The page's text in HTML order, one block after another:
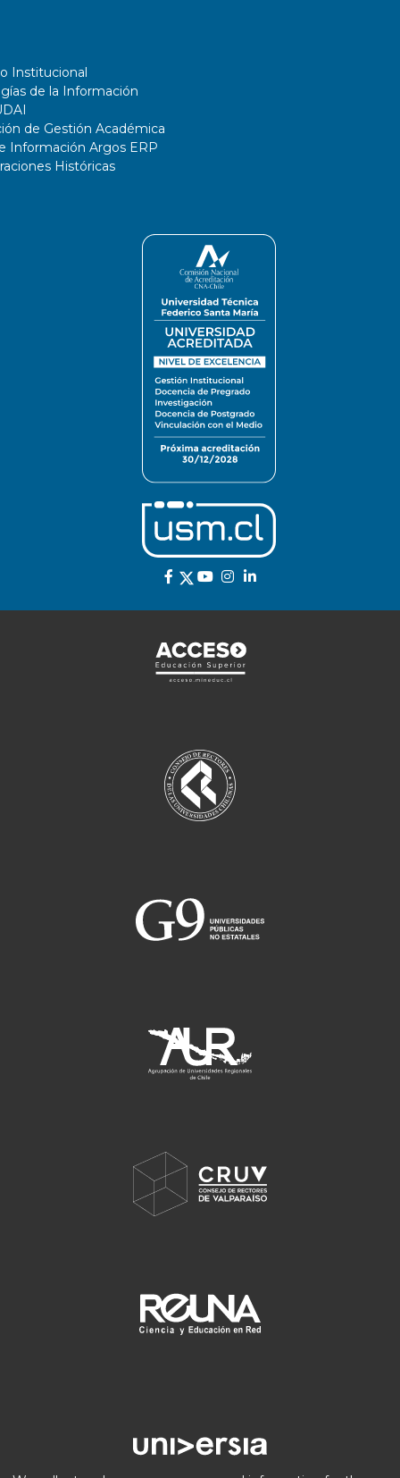
Institucional
de la Información
de Gestión Académica
Información Argos ERP
Históricas